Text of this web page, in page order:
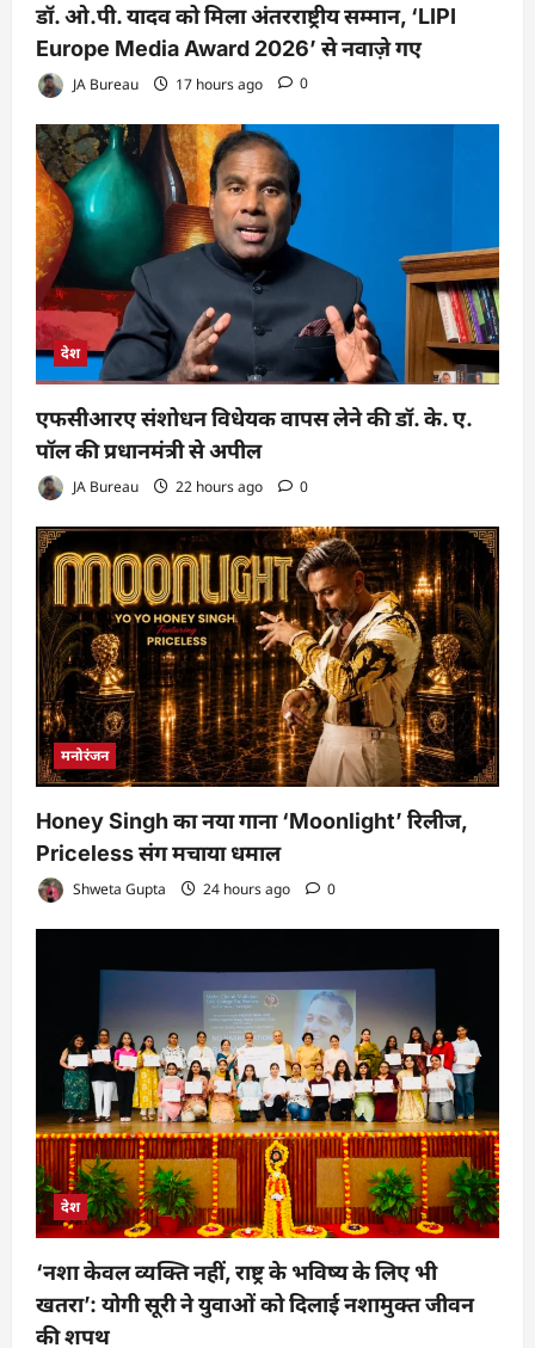
डॉ. ओ.पी. यादव को मिला अंतरराष्ट्रीय सम्मान, ‘LIPI
Europe Media Award 2026’ से नवाज़े गए
JA Bureau 17 hours ago 0
देश
एफसीआरए संशोधन विधेयक वापस लेने की डॉ. के. ए.
पॉल की प्रधानमंत्री से अपील
JA Bureau 22 hours ago 0
मनोरंजन
Honey Singh का नया गाना ‘Moonlight’ रिलीज,
Priceless संग मचाया धमाल
Shweta Gupta 24 hours ago 0
देश
‘नशा केवल व्यक्ति नहीं, राष्ट्र के भविष्य के लिए भी
खतरा’: योगी सूरी ने युवाओं को दिलाई नशामुक्त जीवन
की शपथ